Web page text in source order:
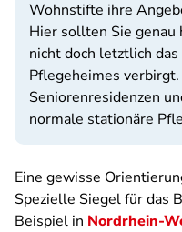
Wohnstifte ihre
Hier sollten Sie genau
nicht doch letztlich
Pflegeheimes
Seniorenresidenzen
normale stationäre
Eine gewisse
Spezielle Siegel für das
Beispiel in Nordrhein-